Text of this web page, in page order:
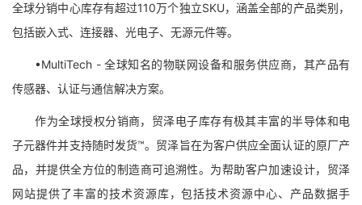
全球分销中心库存有超过110万个独立SKU，涵盖全部的产品类别，
包括嵌入式、连接器、光电子、无源元件等。
•MultiTech - 全球知名的物联网设备和服务供应商，其产品有
传感器、认证与通信解决方案。
作为全球授权分销商，贸泽电子库存有极其丰富的半导体和电
子元器件并支持随时发货™。贸泽旨在为客户供应全面认证的原厂产
品，并提供全方位的制造商可追溯性。为帮助客户加速设计，贸泽
网站提供了丰富的技术资源库，包括技术资源中心、产品数据手